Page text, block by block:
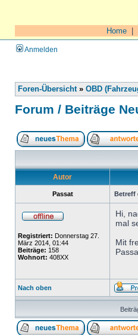
Home
Anmelden
Foren-Übersicht» OBD
Forum / Beiträge
Autor
Passat Betreff
Registriert: Donnerstag 27.
März 2014, 01:44
Beiträge: 158
Wohnort: 408XX
Hi,
mal
Mit
Nach oben